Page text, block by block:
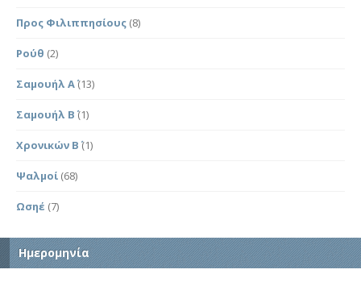
Προς Φιλιππησίους (8)
Ρούθ (2)
Σαμουήλ Α΄(13)
Σαμουήλ Β΄ (1)
Χρονικών Β΄ (1)
Ψαλμοί (68)
Ωσηέ (7)
Ημερομηνία